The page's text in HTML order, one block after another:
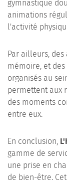
gymnastique
animations
l'activité
Par ailleurs,
mémoire, et
organisés au
permettent aux
des moments
entre eux.
En conclusion,
gamme de
une prise en
de bien-être. Cet